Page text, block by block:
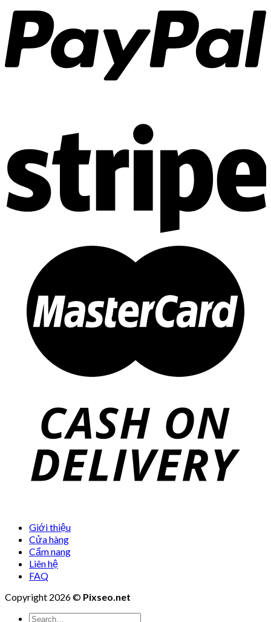
Giới thiệu
Cửa hàng
Cẩm nang
Liên hệ
FAQ
Copyright 2026 © Pixseo.net
Search